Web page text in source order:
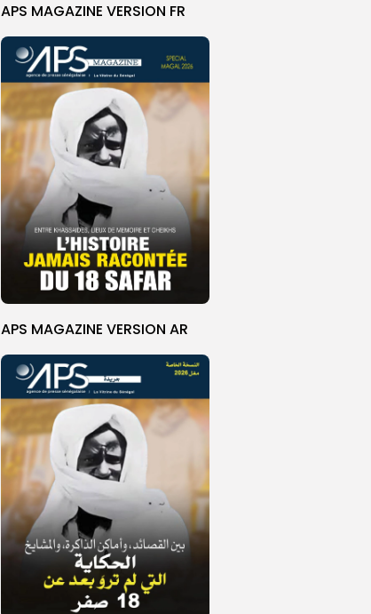
APS MAGAZINE VERSION FR
APS MAGAZINE VERSION AR